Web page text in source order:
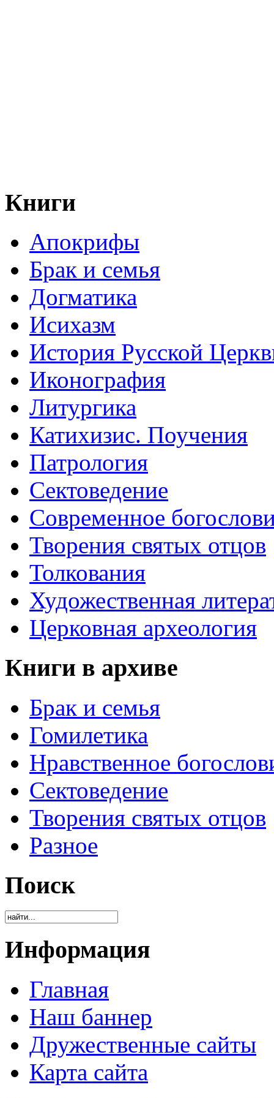
Книги
Апокрифы
Брак и семья
Догматика
Исихазм
История Русской
Иконография
Литургика
Катихизис. Поучения
Патрология
Сектоведение
Современное
Творения святых отцов
Толкования
Художественная
Церковная археология
Книги в архиве
Брак и семья
Гомилетика
Нравственное
Сектоведение
Творения святых отцов
Разное
Поиск
Информация
Главная
Наш баннер
Дружественные сайты
Карта сайта